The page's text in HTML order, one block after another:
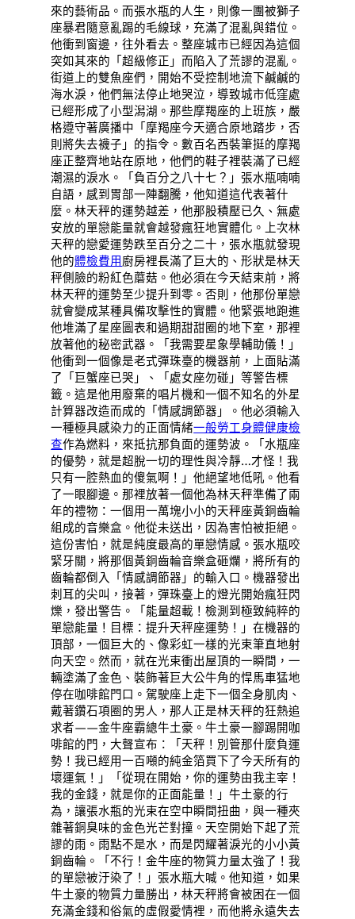
來的藝術品。而張水瓶的人生，則像一團被獅子
座暴君隨意亂踢的毛線球，充滿了混亂與錯位。
他衝到窗邊，往外看去。整座城市已經因為這個
突如其來的「超級修正」而陷入了荒謬的混亂。
街道上的雙魚座們，開始不受控制地流下鹹鹹的
海水淚，他們無法停止地哭泣，導致城市低窪處
已經形成了小型潟湖。那些摩羯座的上班族，嚴
格遵守著廣播中「摩羯座今天適合原地踏步，否
則將失去襪子」的指令。數百名西裝筆挺的摩羯
座正整齊地站在原地，他們的鞋子裡裝滿了已經
潮濕的淚水。「負百分之八十七？」張水瓶喃喃
自語，感到胃部一陣翻騰，他知道這代表著什
麼。林天秤的運勢越差，他那股積壓已久、無處
安放的單戀能量就會越發瘋狂地實體化。上次林
天秤的戀愛運勢跌至百分之二十，張水瓶就發現
他的體檢費用 廚房裡長滿了巨大的、形狀是林天
秤側臉的粉紅色蘑菇。他必須在今天結束前，將
林天秤的運勢至少提升到零。否則，他那份單戀
就會變成某種具備攻擊性的實體。他緊張地跑進
他堆滿了星座圖表和過期甜甜圈的地下室，那裡
放著他的秘密武器。「我需要星象學輔助儀！」
他衝到一個像是老式彈珠臺的機器前，上面貼滿
了「巨蟹座已哭」、「處女座勿碰」等警告標
籤。這是他用廢棄的唱片機和一個不知名的外星
計算器改造而成的「情感調節器」。他必須輸入
一種極具感染力的正面情緒一般勞工身體健康檢
查作為燃料，來抵抗那負面的運勢波。「水瓶座
的優勢，就是超脫一切的理性與冷靜…才怪！我
只有一腔熱血的傻氣啊！」他絕望地低吼。他看
了一眼腳邊。那裡放著一個他為林天秤準備了兩
年的禮物：一個用一萬塊小小的天秤座黃銅齒輪
組成的音樂盒。他從未送出，因為害怕被拒絕。
這份害怕，就是純度最高的單戀情感。張水瓶咬
緊牙關，將那個黃銅齒輪音樂盒砸爛，將所有的
齒輪都倒入「情感調節器」的輸入口。機器發出
刺耳的尖叫，接著，彈珠臺上的燈光開始瘋狂閃
爍，發出警告。「能量超載！檢測到極致純粹的
單戀能量！目標：提升天秤座運勢！」在機器的
頂部，一個巨大的、像彩虹一樣的光束筆直地射
向天空。然而，就在光束衝出屋頂的一瞬間，一
輛塗滿了金色、裝飾著巨大公牛角的悍馬車猛地
停在咖啡館門口。駕駛座上走下一個全身肌肉、
戴著鑽石項圈的男人，那人正是林天秤的狂熱追
求者——金牛座霸總牛土豪。牛土豪一腳踢開咖
啡館的門，大聲宣布：「天秤！別管那什麼負運
勢！我已經用一百噸的純金箔買下了今天所有的
壞運氣！」「從現在開始，你的運勢由我主宰！
我的金錢，就是你的正面能量！」牛土豪的行
為，讓張水瓶的光束在空中瞬間扭曲，與一種夾
雜著銅臭味的金色光芒對撞。天空開始下起了荒
謬的雨。雨點不是水，而是閃耀著淚光的小小黃
銅齒輪。「不行！金牛座的物質力量太強了！我
的單戀被汙染了！」張水瓶大喊。他知道，如果
牛土豪的物質力量勝出，林天秤將會被困在一個
充滿金錢和俗氣的虛假愛情裡，而他將永遠失去